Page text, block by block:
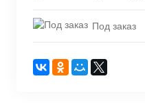
Под заказ